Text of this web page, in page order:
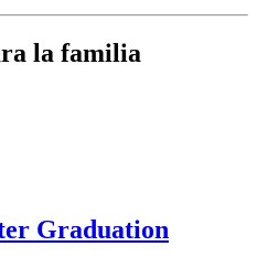
la familia
Graduation